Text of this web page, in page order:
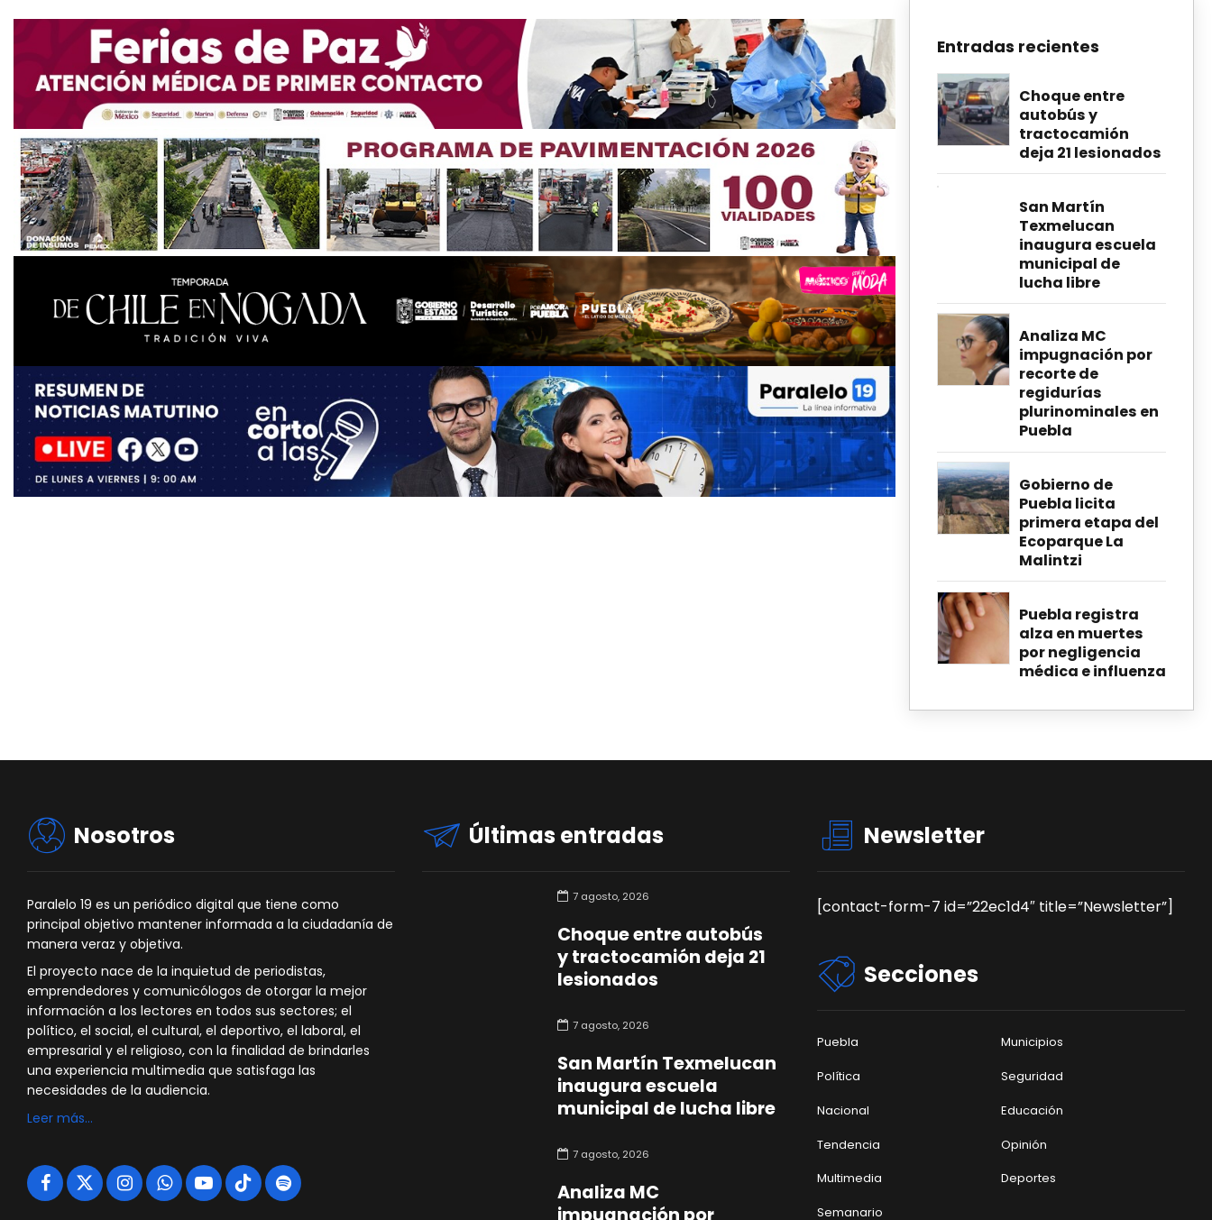
Entradas recientes
Choque entre
autobús y
tractocamión
deja 21 lesionados
San Martín
Texmelucan
inaugura escuela
municipal de
lucha libre
Analiza MC
impugnación por
recorte de
regidurías
plurinominales en
Puebla
Gobierno de
Puebla licita
primera etapa del
Ecoparque La
Malintzi
Puebla registra
alza en muertes
por negligencia
médica e influenza
Nosotros
Paralelo 19 es un periódico digital que tiene como
principal objetivo mantener informada a la ciudadanía de
manera veraz y objetiva.
El proyecto nace de la inquietud de periodistas,
emprendedores y comunicólogos de otorgar la mejor
información a los lectores en todos sus sectores; el
político, el social, el cultural, el deportivo, el laboral, el
empresarial y el religioso, con la finalidad de brindarles
una experiencia multimedia que satisfaga las
necesidades de la audiencia.
Leer más…
Últimas entradas
7 agosto, 2026
Choque entre autobús
y tractocamión deja 21
lesionados
7 agosto, 2026
San Martín Texmelucan
inaugura escuela
municipal de lucha libre
7 agosto, 2026
Analiza MC
impugnación por
Newsletter
[contact-form-7 id=”22ec1d4″ title=”Newsletter”]
Secciones
Puebla
Municipios
Política
Seguridad
Nacional
Educación
Tendencia
Opinión
Multimedia
Deportes
Semanario